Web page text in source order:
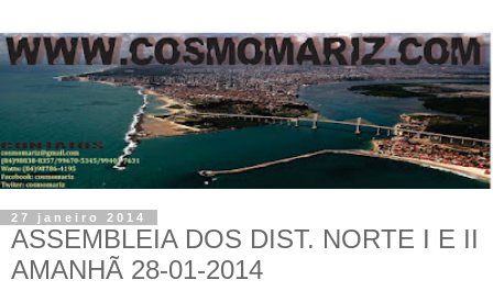
27 janeiro 2014
ASSEMBLEIA DOS DIST. NORTE I E II
AMANHÃ 28-01-2014